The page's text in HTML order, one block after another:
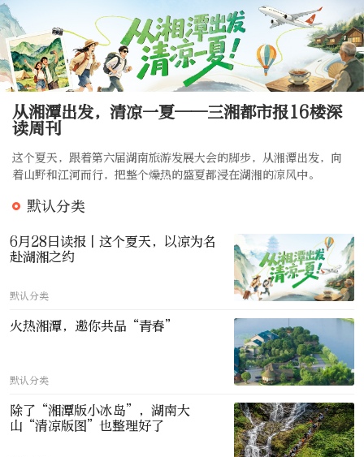
从湘潭出发，清凉一夏——三湘都市报16楼深
读周刊
这个夏天，跟着第六届湖南旅游发展大会的脚步，从湘潭出发，向
着山野和江河而行，把整个燥热的盛夏都浸在湖湘的凉风中。
默认分类
6月28日读报丨这个夏天，以凉为名
赴湖湘之约
默认分类
火热湘潭，邀你共品“青春”
默认分类
除了“湘潭版小冰岛”，湖南大
山“清凉版图”也整理好了